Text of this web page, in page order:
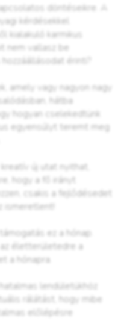
döntéseikre. A
kérdésekkel
kialakuló karmikus
nem vallasz be
érinti?
amely vagy nagyon nagy
hátba
hogyan cselekedtünk
egyensúlyt teremt meg
új utat nyithat,
hogy a fő irányt
csakis a fejlődésedet
ismeretlent!
ez a hónap.
életterületedre a
a hónapra.
lendületükhöz
rálátást, hogy mibe
előlépésre